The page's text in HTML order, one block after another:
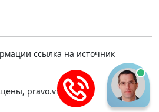
ссылка на источник
pravo.vnmsk.ru.